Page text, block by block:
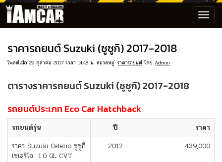
ราคารถยนต์ Suzuki (ซูซูกิ) 2017-2018
โพสต์เมื่อ 29 ตุลาคม 2017 เวลา 14:48 น. หมวดหมู่: ราคารถยนต์โดย Admin
ตารางราคารถยนต์ Suzuki (ซูซูกิ) 2017-2018
รถยนต์ประเภท Eco Car Hatchback
รถยนต์รุ่น ปี
ราคา
ราคา Suzuki Celerio ซูซูกิ
เซเลริโอ 1.0 GL CVT
2017 439,000